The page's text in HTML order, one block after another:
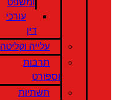
עורכי
דין
עלייה וקליטה
תרבות
וספורט
תשתיות